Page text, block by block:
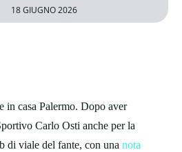
18 GIUGNO 2026
in casa Palermo. Dopo aver
Carlo Osti anche per la
di viale del fante, con una nota